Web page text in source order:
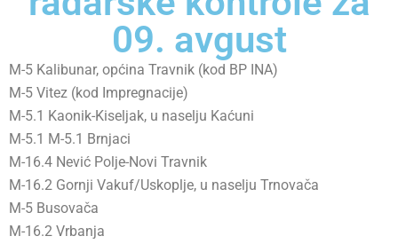
09. avgust
M-5 Kalibunar, općina Travnik (kod BP INA)
M-5 Vitez (kod Impregnacije)
M-5.1 Kaonik-Kiseljak, u naselju Kaćuni
M-5.1 M-5.1 Brnjaci
M-16.4 Nević Polje-Novi Travnik
M-16.2 Gornji Vakuf/Uskoplje, u naselju Trnovača
M-5 Busovača
M-16.2 Vrbanja